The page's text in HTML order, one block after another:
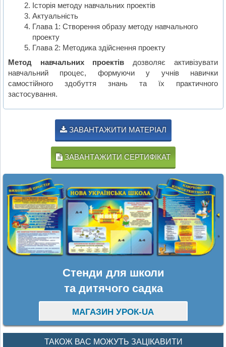
Історія методу навчальних проектів
Актуальність
Глава 1: Створення образу методу навчального
проекту
Глава 2: Методика здійснення проекту
Метод навчальних проектів дозволяє активізувати
навчальний процес, формуючи у учнів навички
самостійного здобуття знань та їх практичного
застосування.
ЗАВАНТАЖИТИ МАТЕРІАЛ
ЗАВАНТАЖИТИ СЕРТИФІКАТ
Стенди для школи
та дитячого садка
МАГАЗИН УРОК-UA
ТАКОЖ ВАС МОЖУТЬ ЗАЦІКАВИТИ